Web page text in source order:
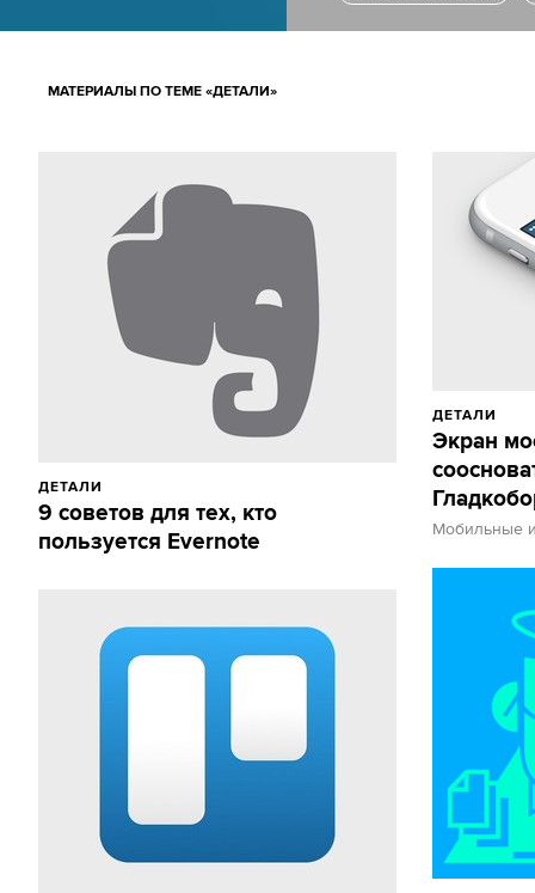
МАТЕРИАЛЫ ПО ТЕМЕ «ДЕТАЛИ»
ДЕТАЛИ
9 советов для тех, кто
пользуется Evernote
ДЕТАЛИ
Экран
Мобильные